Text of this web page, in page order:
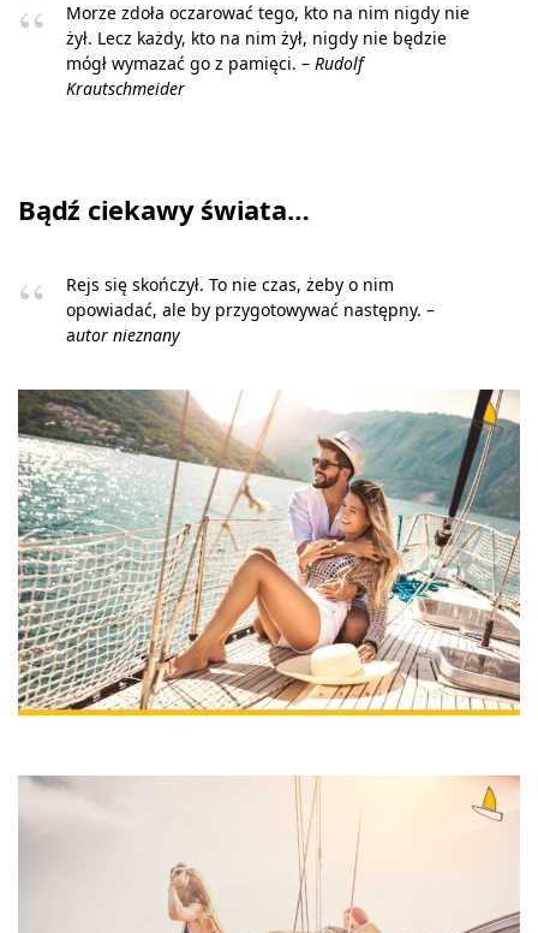
Morze zdoła oczarować tego, kto na nim nigdy nie
żył. Lecz każdy, kto na nim żył, nigdy nie będzie
mógł wymazać go z pamięci. – Rudolf
Krautschmeider
Bądź ciekawy świata…
Rejs się skończył. To nie czas, żeby o nim
opowiadać, ale by przygotowywać następny. –
autor nieznany